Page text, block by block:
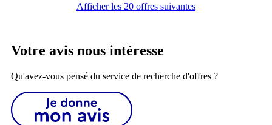
Afficher les 20 offres suivantes
Votre avis nous intéresse
Qu'avez-vous pensé du service de recherche d'offres ?